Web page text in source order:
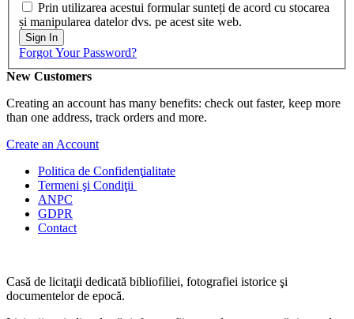
Prin utilizarea acestui formular sunteți de acord cu stocarea
și manipularea datelor dvs. pe acest site web.
Sign In
Forgot Your Password?
New Customers
Creating an account has many benefits: check out faster, keep more
than one address, track orders and more.
Create an Account
Politica de Confidenţialitate
Termeni şi Condiţii
ANPC
GDPR
Contact
Casă de licitaţii dedicată bibliofiliei, fotografiei istorice şi
documentelor de epocă.